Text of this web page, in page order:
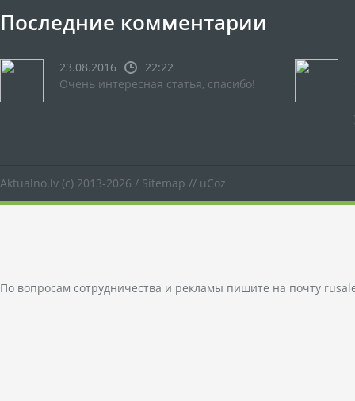
Последние комментарии
23.08.2016
22:22
Очень интересная статья, спасибо!
Aktualno.lv (c) 2013-2026 / Sitemap // uCoz
По вопросам сотрудничества и рекламы пишите на почту